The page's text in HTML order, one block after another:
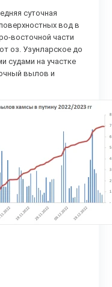
суточная
вод в
восточной части
оз. Узунларское до
судами на участке
вылов и